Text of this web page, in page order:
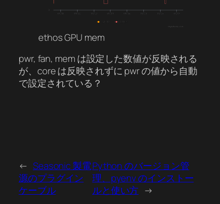
ethos GPU mem
pwr, fan, mem は設定した数値が反映される
が、core は反映されずに pwr の値から自動
で設定されている？
← Seasonic 製電
源のプラグイン
ケーブル
Python のバージョン管
理、pyenv のインストー
ルと使い方 →